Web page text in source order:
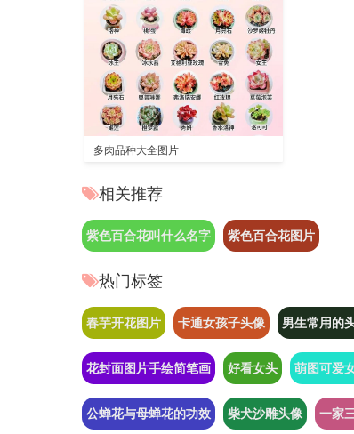
多肉品种大全图片
相关推荐
紫色百合花叫什么名字 紫色百合花图片
热门标签
春芋开花图片 卡通女孩子头像 男生常用的
花封面图片手绘简笔画 好看女头 萌图可爱
公蝉花与母蝉花的功效 柴犬沙雕头像 一家